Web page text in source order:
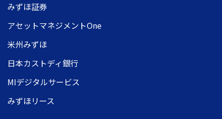
みずほ証券
アセットマネジメントOne
米州みずほ
日本カストディ銀行
MIデジタルサービス
みずほリース